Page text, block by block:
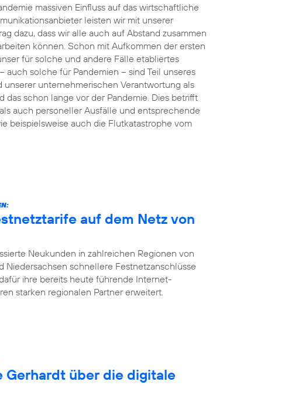
massiven Einfluss auf das wirtschaftliche
leisten wir mit unserer
dazu, dass wir alle auch auf Abstand zusammen
können. Schon mit Aufkommen der ersten
für solche und andere Fälle etabliertes
auch solche für Pandemien – sind Teil unseres
unternehmerischen Verantwortung als
das schon lange vor der Pandemie. Dies betrifft
auch personeller Ausfälle und entsprechende
beispielsweise auch die Flutkatastrophe vom
auf dem Netz von
Neukunden in zahlreichen Regionen von
schnellere Festnetzanschlüsse
ihre bereits heute führende Internet-
starken regionalen Partner erweitert.
Gerhardt über die digitale